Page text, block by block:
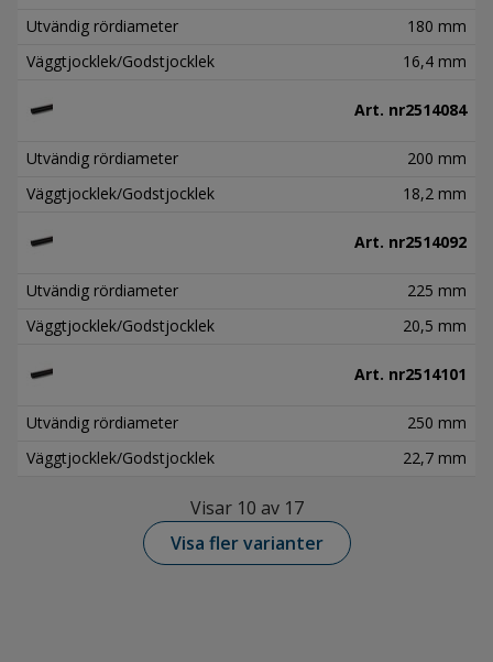
Utvändig rördiameter
180 mm
Väggtjocklek/Godstjocklek
16,4 mm
Art. nr2514084
Utvändig rördiameter
200 mm
Väggtjocklek/Godstjocklek
18,2 mm
Art. nr2514092
Utvändig rördiameter
225 mm
Väggtjocklek/Godstjocklek
20,5 mm
Art. nr2514101
Utvändig rördiameter
250 mm
Väggtjocklek/Godstjocklek
22,7 mm
Visar 10 av 17
Visa fler varianter